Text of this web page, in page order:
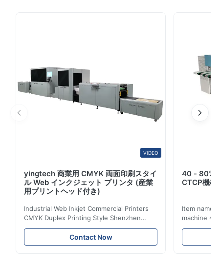
international advanced level by using more than ten
years ...
VIDEO
yingtech 商業用 CMYK 両面印刷スタイ
ル Web インクジェット プリンタ (産業
用プリントヘッド付き)
Industrial Web Inkjet Commercial Printers
CMYK Duplex Printing Style Shenzhen
Yintech Co.,LTD is a modern high-tech
enterprise specialized in pre-press plate
making equipment, integrating design, R&D,
Contact Now
40 - 80%
CTCP機
Item name
machine 4-
max format
choose